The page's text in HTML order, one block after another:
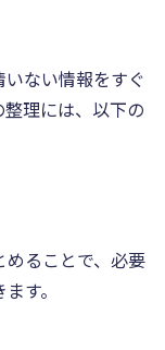
ない情報をすぐ
理には、以下の
ることで、必要
す。